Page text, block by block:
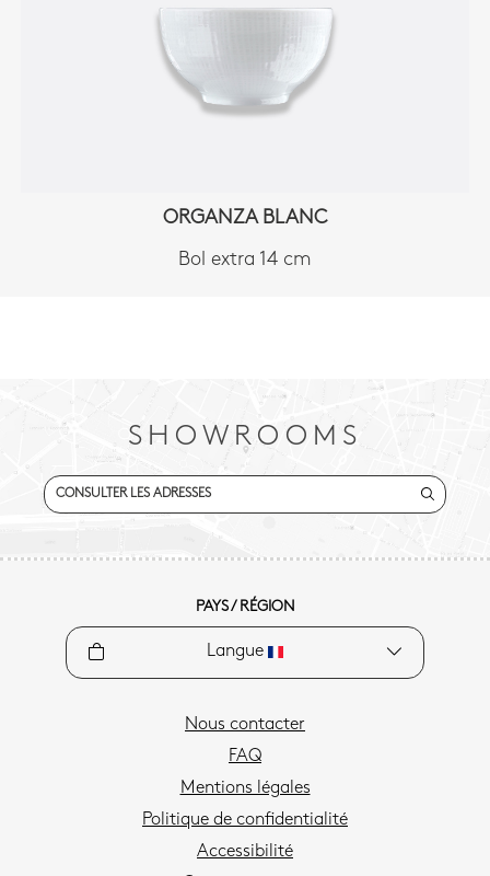
ORGANZA BLANC
Bol extra 14 cm
SHOWROOMS
CONSULTER LES ADRESSES
PAYS / RÉGION
Langue
Nous contacter
FAQ
Mentions légales
Politique de confidentialité
Accessibilité